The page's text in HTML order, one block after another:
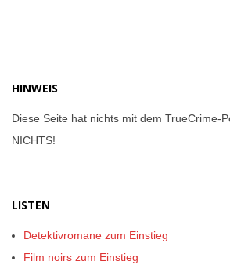
HINWEIS
Diese Seite hat nichts mit dem TrueCrime-
NICHTS!
LISTEN
Detektivromane zum Einstieg
Film noirs zum Einstieg